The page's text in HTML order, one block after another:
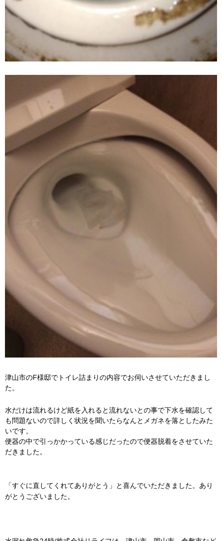
津山市のF様邸でトイレ詰まりの内容でお伺いさせていただきまし
た。
水だけは流れるけど紙を入れると流れないとの事で下水を確認して
も問題ないので詳しく状況を聞いたらなんとメガネを落としたみた
いです。
便器の中で引っかかっている感じだったので便器脱着をさせていた
だきました。
「すぐに直してくれてありがとう」と喜んでいただきました。あり
がとうございました。